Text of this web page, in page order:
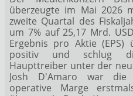
überzeugte im Mai 2026
zweite Quartal des
um 7% auf 25,17 Mrd.
Ergebnis pro Aktie (EPS)
positiv und schlug
Haupttreiber unter der
Josh D'Amaro war die
operative Marge